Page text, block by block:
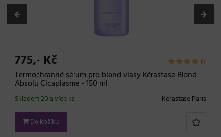
775,- Kč
Termochranné sérum pro blond vlasy Kérastase Blond
Absolu Cicaplasme - 150 ml
Kérastase Paris
Skladem 20 a více ks
Do košíku